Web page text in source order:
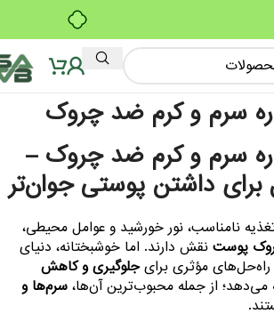
سرم و کرم ضد چروک
سرم و کرم ضد چروک –
برای داشتن پوستی جوان‌تر
نامناسب، نور خورشید و عوامل محیطی،
پوستنقش دارند. اما خوشبختانه، دنیای
مؤثری برایجلوگیری و کاهش
می‌دهد؛ از جمله محبوب‌ترین آن‌ها، سرم‌ها و